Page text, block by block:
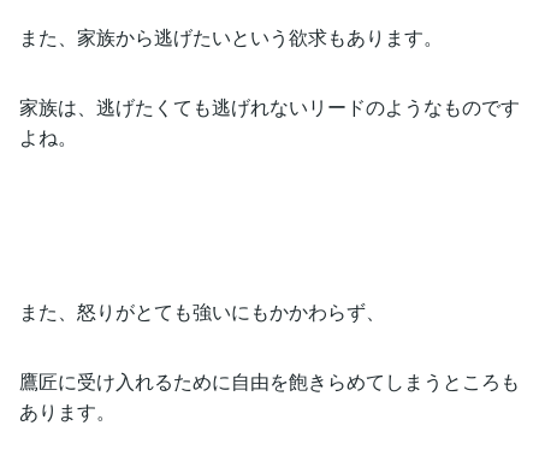
また、家族から逃げたいという欲求もあります。
家族は、逃げたくても逃げれないリードのようなものです
よね。
また、怒りがとても強いにもかかわらず、
鷹匠に受け入れるために自由を飽きらめてしまうところも
あります。